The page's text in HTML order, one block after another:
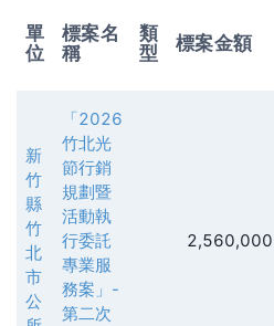
單
位
標案名
稱
類
型
標案金額
新
竹
縣
竹
北
市
公
「2026
竹北光
節行銷
規劃暨
活動執
行委託
專業服
務案」-
第二次
2,560,000